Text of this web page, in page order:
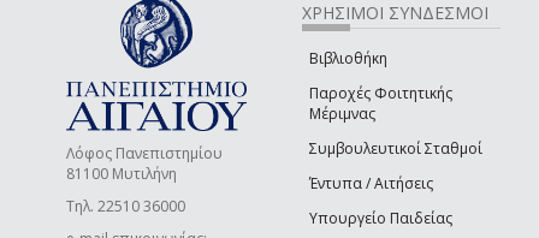
Λόφος Πανεπιστημίου
81100 Μυτιλήνη
Τηλ. 22510 36000
ΧΡΗΣΙΜΟΙ ΣΥΝΔΕΣΜΟΙ
Βιβλιοθήκη
Παροχές Φοιτητικής
Μέριμνας
Συμβουλευτικοί Σταθμοί
Έντυπα / Αιτήσεις
Υπουργείο Παιδείας